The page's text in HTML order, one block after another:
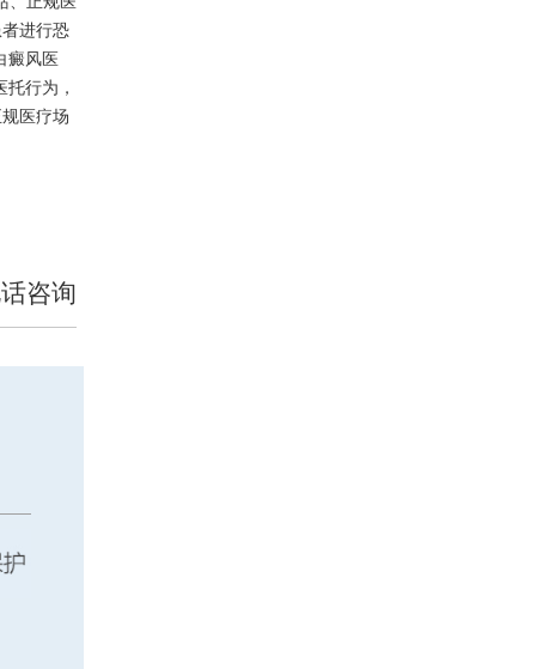
进行恐
癜风医
行为，
医疗场
咨询